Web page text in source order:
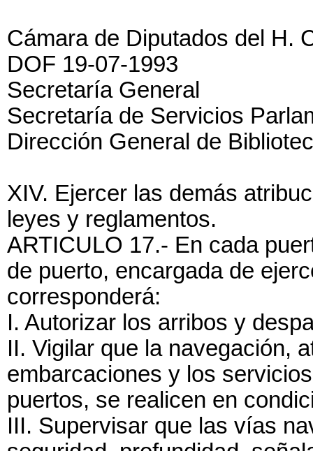
Cámara de Diputados del H.
DOF 19-07-1993
Secretaría General
Secretaría de Servicios
Dirección General de
XIV. Ejercer las demás
leyes y reglamentos.
ARTICULO 17.- En cada
de puerto, encargada de
corresponderá:
I. Autorizar los arribos y
II. Vigilar que la navegación,
embarcaciones y los
puertos, se realicen en
III. Supervisar que las vías